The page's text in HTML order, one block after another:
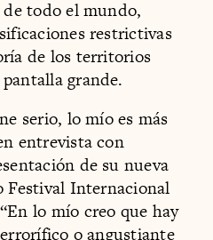
todo el mundo,
restrictivas
de los territorios
grande.
serio, lo mío es más
entrevista con
de su nueva
Festival Internacional
lo mío creo que hay
o angustiante